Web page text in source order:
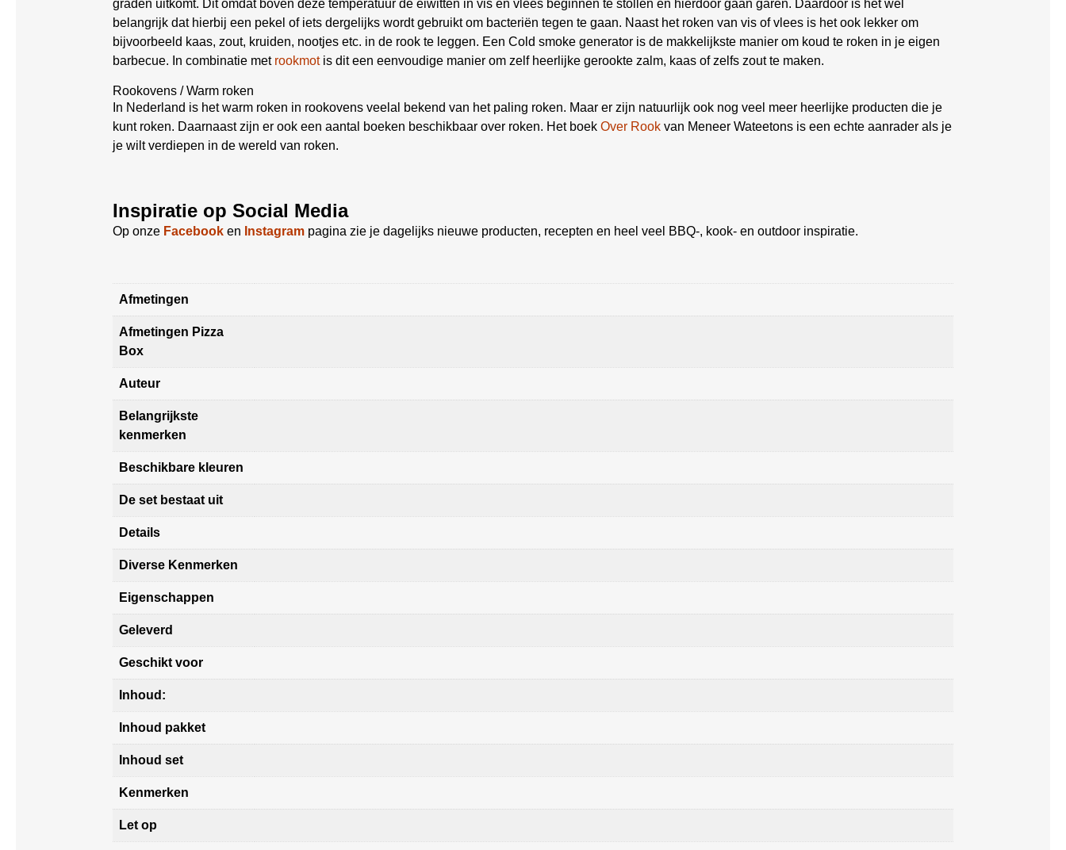
graden uitkomt. Dit omdat boven deze temperatuur de eiwitten in vis en vlees beginnen te stollen en hierdoor gaan garen. Daardoor is het wel
belangrijk dat hierbij een pekel of iets dergelijks wordt gebruikt om bacteriën tegen te gaan. Naast het roken van vis of vlees is het ook lekker om
bijvoorbeeld kaas, zout, kruiden, nootjes etc. in de rook te leggen. Een Cold smoke generator is de makkelijkste manier om koud te roken in je eigen
barbecue. In combinatie met rookmotis dit een eenvoudige manier om zelf heerlijke gerookte zalm, kaas of zelfs zout te maken.
Rookovens / Warm roken
In Nederland is het warm roken in rookovens veelal bekend van het paling roken. Maar er zijn natuurlijk ook nog veel meer heerlijke producten die je
kunt roken. Daarnaast zijn er ook een aantal boeken beschikbaar over roken. Het boek Over Rook van Meneer Wateetons is een echte aanrader als je
je wilt verdiepen in de wereld van roken.
Inspiratie op Social Media
Op onze Facebook en Instagram pagina zie je dagelijks nieuwe producten, recepten en heel veel BBQ-, kook- en outdoor inspiratie.
Afmetingen
Afmetingen Pizza
Box
Auteur
Belangrijkste
kenmerken
Beschikbare kleuren
De set bestaat uit
Details
Diverse Kenmerken
Eigenschappen
Geleverd
Geschikt voor
Inhoud:
Inhoud pakket
Inhoud set
Kenmerken
Let op